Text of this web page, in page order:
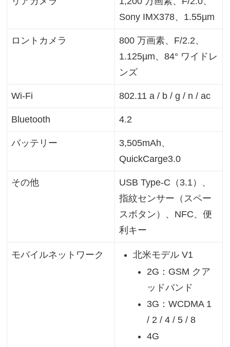
Sony IMX378、1.55µm
ロントカメラ
800 万画素、F/2.2、
1.125µm、84° ワイドレ
ンズ
Wi-Fi 802.11 a / b / g / n / ac
Bluetooth 4.2
バッテリー
3,505mAh、
QuickCarge3.0
その他
USB Type-C（3.1）、
指紋センサー（スペー
スボタン）、NFC、便
利キー
モバイルネットワーク
北米モデル V1
2G：GSM クア
ッドバンド
3G：WCDMA 1
/ 2 / 4 / 5 / 8
4G